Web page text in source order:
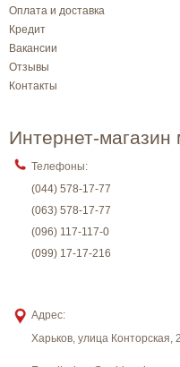
Оплата и доставка
Кредит
Вакансии
Отзывы
Контакты
Интернет-магазин
Телефоны:
(044) 578-17-77
(063) 578-17-77
(096) 117-117-0
(099) 17-17-216
Адрес:
Харьков, улица Конторская,